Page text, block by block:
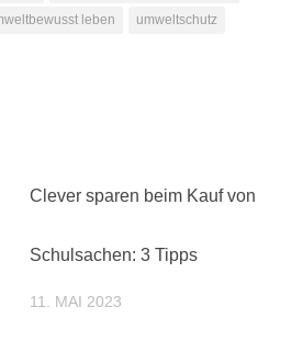
leben umweltschutz
Clever sparen beim Kauf von
Schulsachen: 3 Tipps
11. MAI 2023